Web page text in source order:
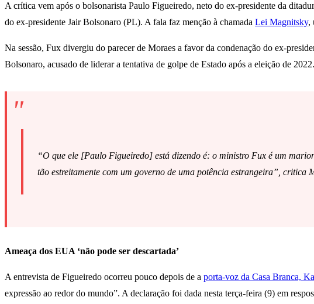
A crítica vem após o bolsonarista Paulo Figueiredo, neto do ex-presidente da
do ex-presidente Jair Bolsonaro (PL). A fala faz menção à chamada Lei Magnitsky,
Na sessão, Fux divergiu do parecer de Moraes a favor da condenação do ex-
Bolsonaro, acusado de liderar a tentativa de golpe de Estado após a eleição de 2022.
“O que ele [Paulo Figueiredo] está dizendo é: o ministro Fux é um
tão estreitamente com um governo de uma potência estrangeira”, critica
Ameaça dos EUA ‘não pode ser descartada’
A entrevista de Figueiredo ocorreu pouco depois de a porta-voz da Casa Branca,
expressão ao redor do mundo”. A declaração foi dada nesta terça-feira (9) em